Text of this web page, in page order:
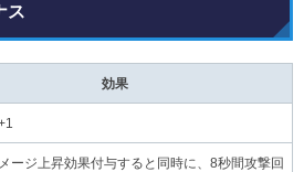
ス
効果
ージ上昇効果付与すると同時に、8秒間攻撃回